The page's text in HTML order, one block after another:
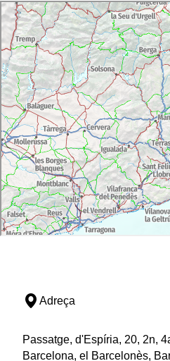
Adreça
Passatge, d'Espíria, 20, 2n,
Barcelona, el Barcelonès,